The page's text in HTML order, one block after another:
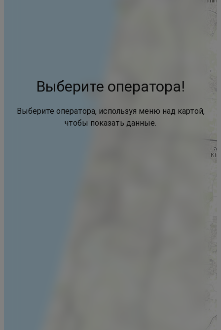
Выберите оператора!
Выберите оператора, используя меню над картой,
чтобы показать данные.